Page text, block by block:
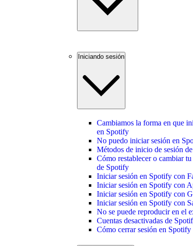
Iniciando sesión
Cambiamos la forma en que
en Spotify
No puedo iniciar sesión en
Métodos de inicio de sesión
Cómo restablecer o cambiar tu
de Spotify
Iniciar sesión en Spotify con
Iniciar sesión en Spotify con
Iniciar sesión en Spotify con
Iniciar sesión en Spotify con
No se puede reproducir en el
Cuentas desactivadas de
Cómo cerrar sesión en Spotify